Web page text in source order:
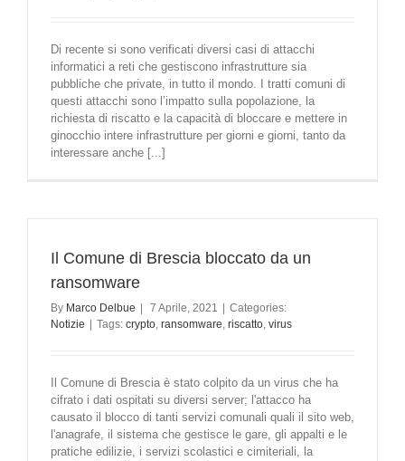
Di recente si sono verificati diversi casi di attacchi
informatici a reti che gestiscono infrastrutture sia
pubbliche che private, in tutto il mondo. I tratti comuni di
questi attacchi sono l’impatto sulla popolazione, la
richiesta di riscatto e la capacità di bloccare e mettere in
ginocchio intere infrastrutture per giorni e giorni, tanto da
interessare anche [...]
Il Comune di Brescia bloccato da un
ransomware
By Marco Delbue 7 Aprile, 2021
Categories:
Notizie
Tags: crypto, ransomware, riscatto, virus
Il Comune di Brescia è stato colpito da un virus che ha
cifrato i dati ospitati su diversi server; l'attacco ha
causato il blocco di tanti servizi comunali quali il sito web,
l'anagrafe, il sistema che gestisce le gare, gli appalti e le
pratiche edilizie, i servizi scolastici e cimiteriali, la